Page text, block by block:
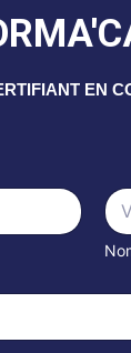
EN